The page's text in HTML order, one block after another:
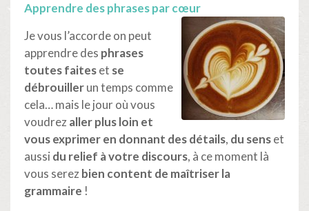
Apprendre des phrases par cœur
Je vous l’accorde on peut
apprendre des phrases
toutes faiteset se
débrouillerun temps comme
cela… mais le jour où vous
voudrezaller plus loin et
vous exprimer en donnant des détails, du senset
aussi du relief à votre discours, à ce moment là
vous serezbien content de maîtriser la
grammaire !